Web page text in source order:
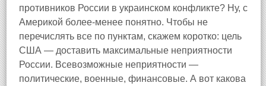
противников России в украинском конфликте? Ну, с
Америкой более-менее понятно. Чтобы не
перечислять все по пунктам, скажем коротко: цель
США — доставить максимальные неприятности
России. Всевозможные неприятности —
политические, военные, финансовые. А вот какова